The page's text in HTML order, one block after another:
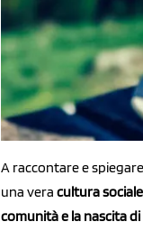
A raccontare e
una vera cultura
comunità e la nascita